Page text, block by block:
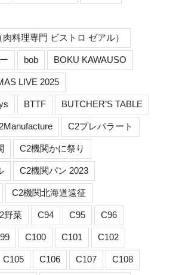
料理専門 ビストロ ゼアル）
bob BOKU KAWAUSO
LIVE 2025
BTTF BUTCHER’S TABLE
C2プレパラート
C2機関かに祭り
C2機関パン 2023
C2機関北海道遠征
野菜 C94 C95 C96
C100 C101 C102
C105 C106 C107 C108